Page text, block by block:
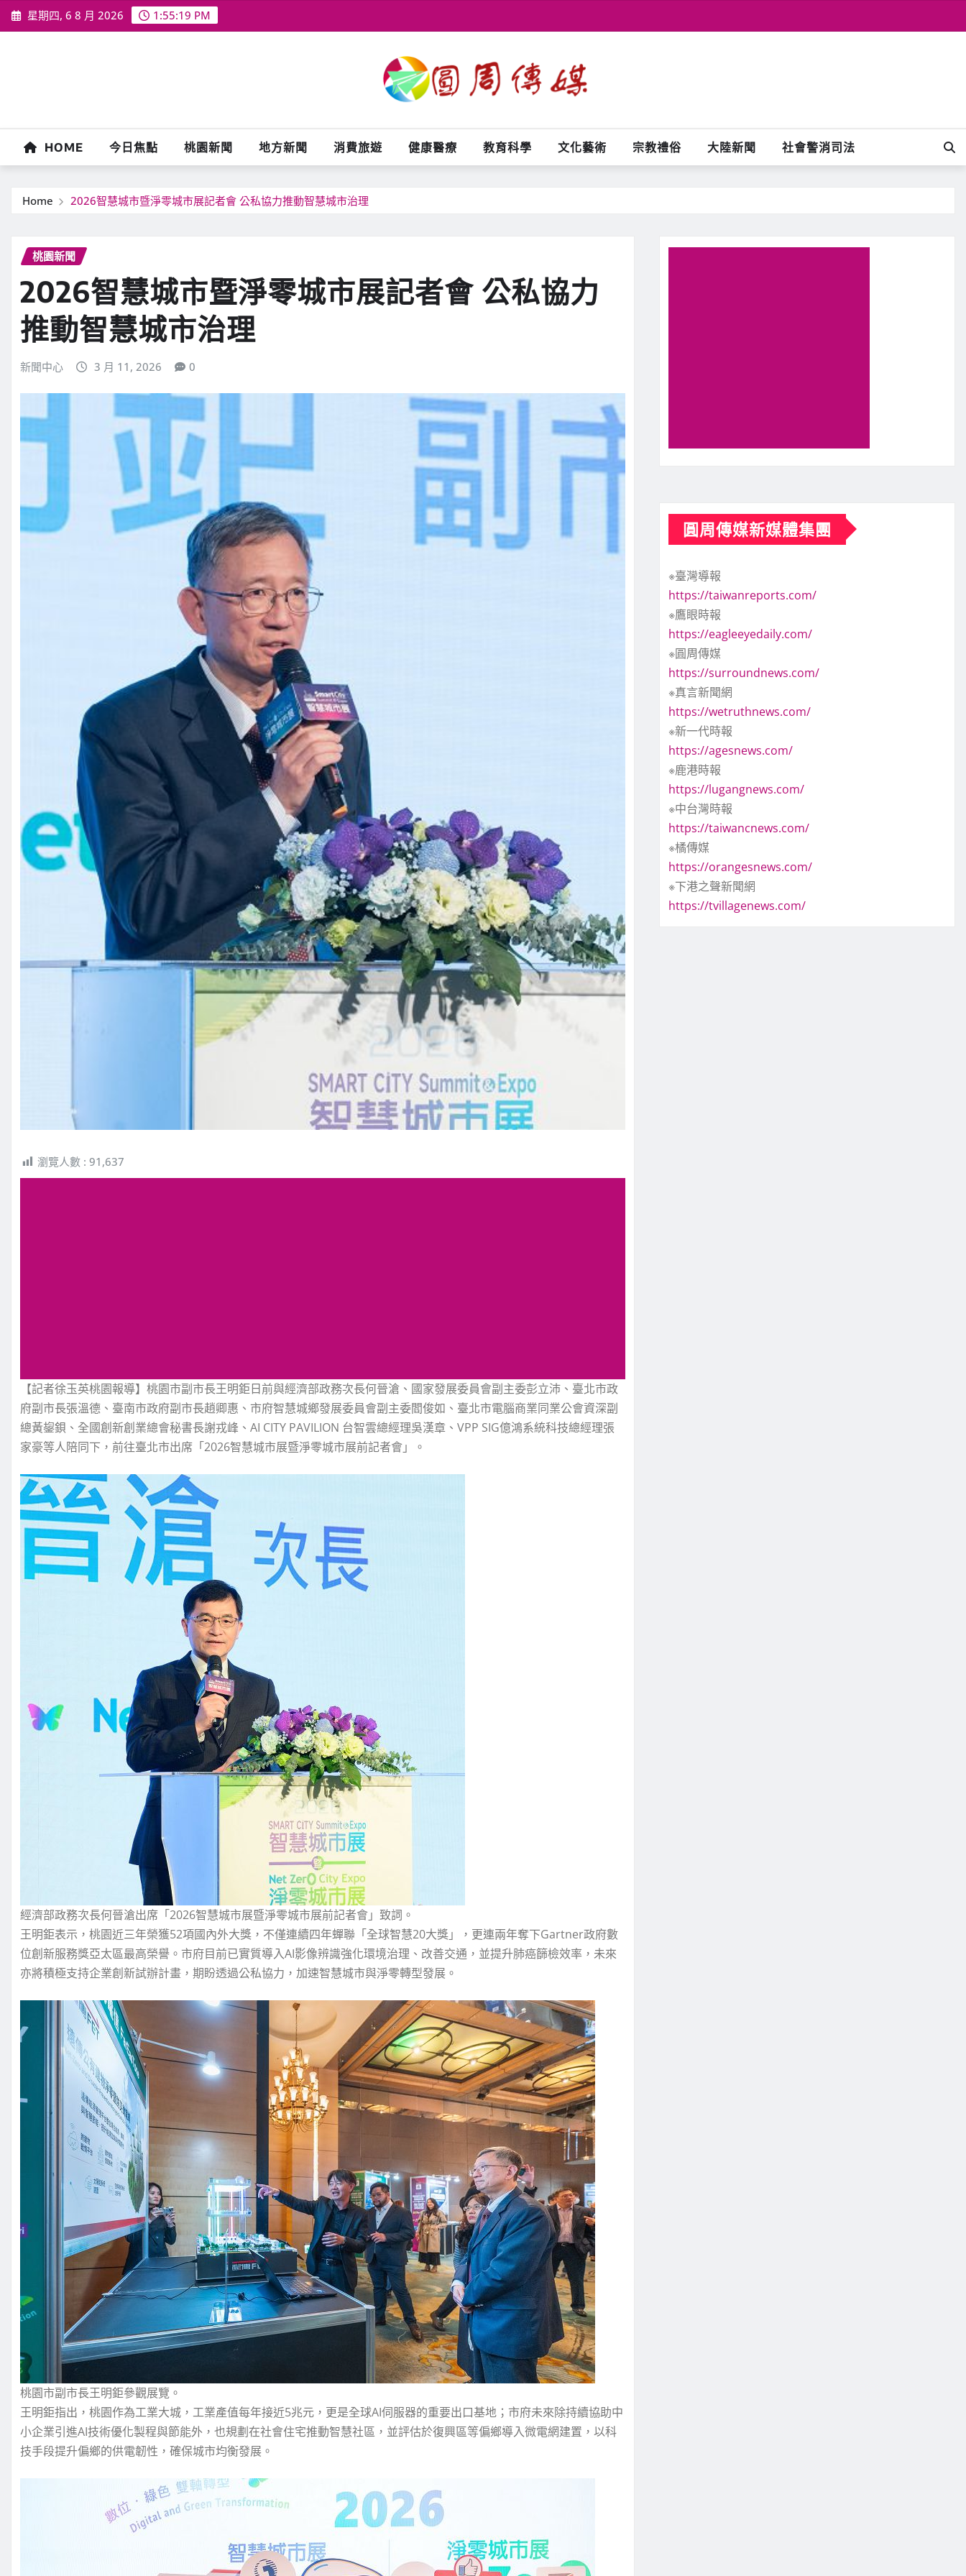
Skip
to
星期四, 6 8 月 2026 1:55:21 PM
HOME 今日焦點 桃園新聞 地方新聞 消費旅遊 健康醫療 教育科學 文化藝術 宗教禮俗 大陸新聞 社會警消司法
Home 2026智慧城市暨淨零城市展記者會 公私協力推動智慧城市治理
桃園新聞
2026智慧城市暨淨零城市展記者會 公私協力
推動智慧城市治理
新聞中心 3 月 11, 2026 0
瀏覽人數 : 91,637
【記者徐玉英桃園報導】桃園市副市長王明鉅日前與經濟部政務次長何晉滄、國家發展委員會副主委彭立沛、臺北市政
府副市長張溫德、臺南市政府副市長趙卿惠、市府智慧城鄉發展委員會副主委閻俊如、臺北市電腦商業同業公會資深副
總黃鋆鋇、全國創新創業總會秘書長謝戎峰、AI CITY PAVILION 台智雲總經理吳漢章、VPP SIG億鴻系統科技總經理張
家豪等人陪同下，前往臺北市出席「2026智慧城市展暨淨零城市展前記者會」。
經濟部政務次長何晉滄出席「2026智慧城市展暨淨零城市展前記者會」致詞。
王明鉅表示，桃園近三年榮獲52項國內外大獎，不僅連續四年蟬聯「全球智慧20大獎」，更連兩年奪下Gartner政府數
位創新服務獎亞太區最高榮譽。市府目前已實質導入AI影像辨識強化環境治理、改善交通，並提升肺癌篩檢效率，未來
亦將積極支持企業創新試辦計畫，期盼透過公私協力，加速智慧城市與淨零轉型發展。
桃園市副市長王明鉅參觀展覽。
王明鉅指出，桃園作為工業大城，工業產值每年接近5兆元，更是全球AI伺服器的重要出口基地；市府未來除持續協助中
小企業引進AI技術優化製程與節能外，也規劃在社會住宅推動智慧社區，並評估於復興區等偏鄉導入微電網建置，以科
技手段提升偏鄉的供電韌性，確保城市均衡發展。
圓周傳媒新媒體集團
※臺灣導報
https://taiwanreports.com/
※鷹眼時報
https://eagleeyedaily.com/
※圓周傳媒
https://surroundnews.com/
※真言新聞網
https://wetruthnews.com/
※新一代時報
https://agesnews.com/
※鹿港時報
https://lugangnews.com/
※中台灣時報
https://taiwancnews.com/
※橘傳媒
https://orangesnews.com/
※下港之聲新聞網
https://tvillagenews.com/